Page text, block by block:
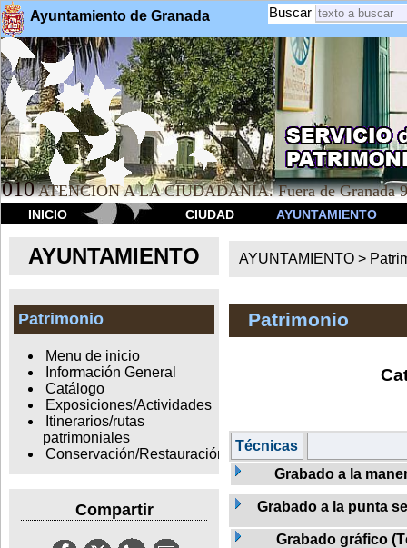
Ayuntamiento de Granada Buscar
010 ATENCION A LA CIUDADANÍA. Fuera de Granada
INICIO CIUDAD AYUNTAMIENTO
AYUNTAMIENTO
Patrimonio
Menu de inicio
Información General
Catálogo
Exposiciones/Actividades
Itinerarios/rutas
patrimoniales
Conservación/Restauración
Compartir
AYUNTAMIENTO >
Patrimonio
Técnicas
Grabado a la
Grabado a la punta
Grabado gráfico